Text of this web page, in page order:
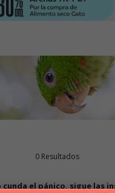
0 Resultados
cunda el pánico, sigue las